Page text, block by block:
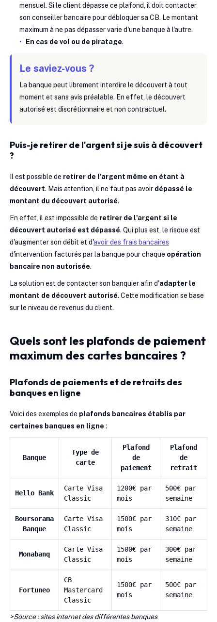
mensuel. Si le client dépasse ce plafond, il doit contacter
son conseiller bancaire pour débloquer sa CB. Le montant
maximum à ne pas dépasser varie d'une banque à l'autre.
En cas de vol ou de piratage.
Le saviez-vous ?
La banque peut librement interdire le découvert à tout
moment et sans avis préalable. En effet, le découvert
autorisé est discrétionnaire et non contractuel.
Puis-je retirer de l'argent si je suis à découvert
?
Il est possible de retirer de l'argent même en étant à
découvert. Mais attention, il ne faut pas avoir dépassé le
montant du découvert autorisé.
En effet, il est impossible de retirer de l'argent si le
découvert autorisé est dépassé. Qui plus est, le risque est
d'augmenter son débit et d'avoir des frais bancaires
d'intervention facturés par la banque pour chaque opération
bancaire non autorisée.
La solution est de contacter son banquier afin d'adapter le
montant de découvert autorisé. Cette modification se base
sur le niveau de revenus du client.
Quels sont les plafonds de paiement
maximum des cartes bancaires ?
Plafonds de paiements et de retraits des
banques en ligne
Voici des exemples de plafonds bancaires établis par
certaines banques en ligne :
Banque
Type de
carte
Plafond
de
paiement
Plafond
de
retrait
Hello Bank
Carte Visa
Classic
1200€ par
mois
500€ par
semaine
Boursorama
Banque
Carte Visa
Classic
1500€ par
mois
310€ par
semaine
Monabanq
Carte Visa
Classic
1500€ par
mois
300€ par
semaine
Fortuneo
CB
Mastercard
Classic
1500€ par
mois
500€ par
semaine
>Source : sites internet des différentes banques